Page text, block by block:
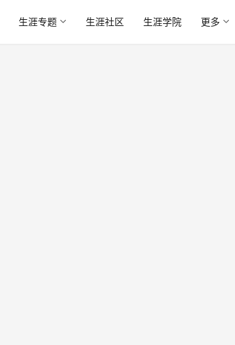
生涯专题 生涯社区 生涯学院 更多